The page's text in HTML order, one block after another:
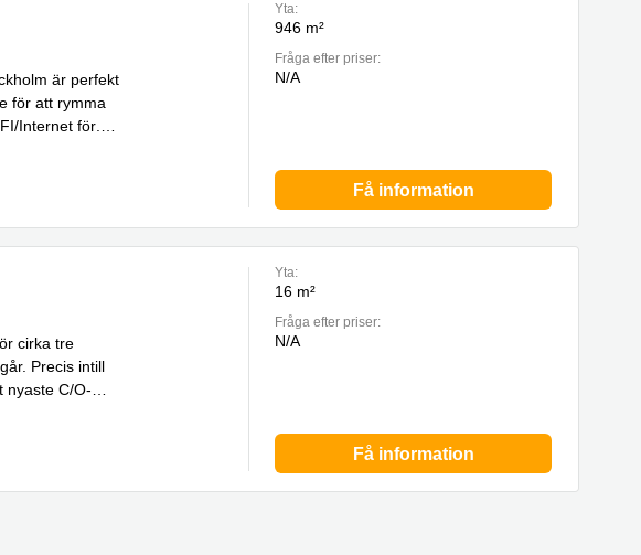
är perfekt
för att rymma
Internet för
Yta:
946 m²
Fråga efter priser:
N/A
Få information
cirka tre
Precis intill
nyaste C/O-
Yta:
16 m²
Fråga efter priser:
N/A
Få information